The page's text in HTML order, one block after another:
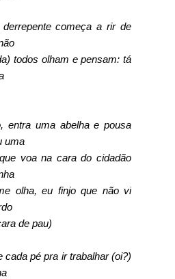
começa a rir de
todos olham e pensam: tá
entra uma abelha e pousa
uma
voa na cara do cidadão
olha, eu finjo que não vi
de pau)
cada pé pra ir trabalhar (oi?)